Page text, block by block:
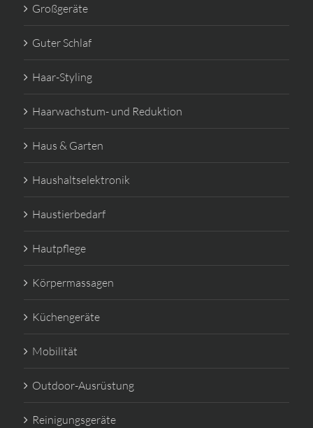
Großgeräte
Guter Schlaf
Haar-Styling
Haarwachstum- und Reduktion
Haus & Garten
Haushaltselektronik
Haustierbedarf
Hautpflege
Körpermassagen
Küchengeräte
Mobilität
Outdoor-Ausrüstung
Reinigungsgeräte